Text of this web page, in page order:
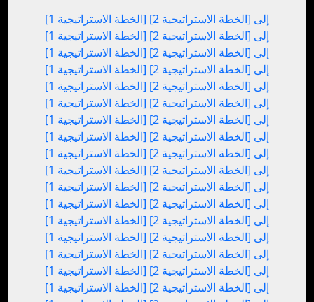
[الخطة الاستراتيجية 1] إلى [الخطة الاستراتيجية 2]
[الخطة الاستراتيجية 1] إلى [الخطة الاستراتيجية 2]
[الخطة الاستراتيجية 1] إلى [الخطة الاستراتيجية 2]
[الخطة الاستراتيجية 1] إلى [الخطة الاستراتيجية 2]
[الخطة الاستراتيجية 1] إلى [الخطة الاستراتيجية 2]
[الخطة الاستراتيجية 1] إلى [الخطة الاستراتيجية 2]
[الخطة الاستراتيجية 1] إلى [الخطة الاستراتيجية 2]
[الخطة الاستراتيجية 1] إلى [الخطة الاستراتيجية 2]
[الخطة الاستراتيجية 1] إلى [الخطة الاستراتيجية 2]
[الخطة الاستراتيجية 1] إلى [الخطة الاستراتيجية 2]
[الخطة الاستراتيجية 1] إلى [الخطة الاستراتيجية 2]
[الخطة الاستراتيجية 1] إلى [الخطة الاستراتيجية 2]
[الخطة الاستراتيجية 1] إلى [الخطة الاستراتيجية 2]
[الخطة الاستراتيجية 1] إلى [الخطة الاستراتيجية 2]
[الخطة الاستراتيجية 1] إلى [الخطة الاستراتيجية 2]
[الخطة الاستراتيجية 1] إلى [الخطة الاستراتيجية 2]
[الخطة الاستراتيجية 1] إلى [الخطة الاستراتيجية 2]